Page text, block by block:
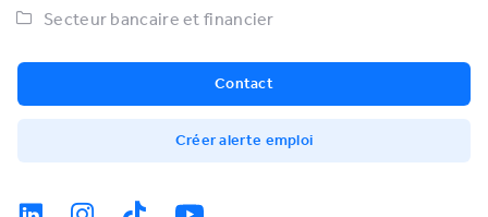
Secteur bancaire et financier
Contact
Créer alerte emploi